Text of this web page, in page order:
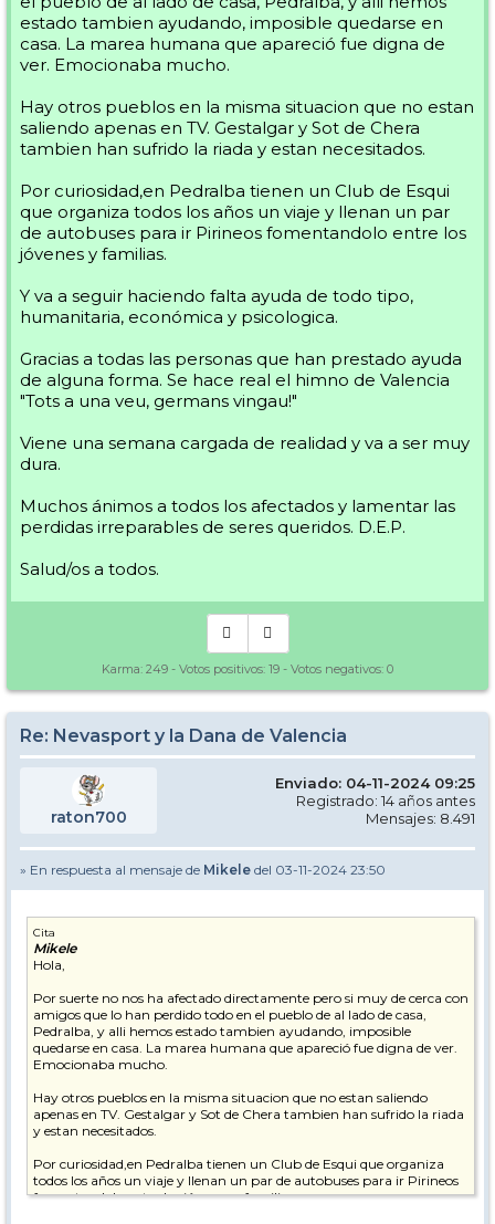
estado tambien ayudando, imposible quedarse en
casa. La marea humana que apareció fue digna de
ver. Emocionaba mucho.
Hay otros pueblos en la misma situacion que no estan
saliendo apenas en TV. Gestalgar y Sot de Chera
tambien han sufrido la riada y estan necesitados.
Por curiosidad,en Pedralba tienen un Club de Esqui
que organiza todos los años un viaje y llenan un par
de autobuses para ir Pirineos fomentandolo entre los
jóvenes y familias.
Y va a seguir haciendo falta ayuda de todo tipo,
humanitaria, económica y psicologica.
Gracias a todas las personas que han prestado ayuda
de alguna forma. Se hace real el himno de Valencia
"Tots a una veu, germans vingau!"
Viene una semana cargada de realidad y va a ser muy
dura.
Muchos ánimos a todos los afectados y lamentar las
perdidas irreparables de seres queridos. D.E.P.
Salud/os a todos.
Karma: 249 - Votos positivos: 19 - Votos negativos: 0
Re: Nevasport y la Dana de Valencia
raton700
Enviado: 04-11-2024 09:25
Registrado: 14 años antes
Mensajes: 8.491
» En respuesta al mensaje de Mikele del 03-11-2024 23:50
Cita
Mikele
Hola,
Por suerte no nos ha afectado directamente pero si muy de cerca con
amigos que lo han perdido todo en el pueblo de al lado de casa,
Pedralba, y alli hemos estado tambien ayudando, imposible
quedarse en casa. La marea humana que apareció fue digna de ver.
Emocionaba mucho.
Hay otros pueblos en la misma situacion que no estan saliendo
apenas en TV. Gestalgar y Sot de Chera tambien han sufrido la riada
y estan necesitados.
Por curiosidad,en Pedralba tienen un Club de Esqui que organiza
todos los años un viaje y llenan un par de autobuses para ir Pirineos
fomentandolo entre los jóvenes y familias.